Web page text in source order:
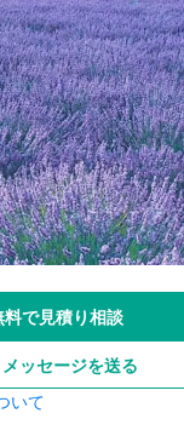
料で見積り相談
メッセージを送る
いて